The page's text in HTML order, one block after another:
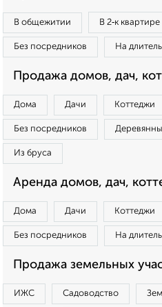
В общежитии В 2‑к квартире
Без посредников На
Продажа домов, дач,
Дома Дачи Коттеджи
Без посредников
Из бруса
Аренда домов, дач,
Дома Дачи Коттеджи
Без посредников На
Продажа земельных
ИЖС Садоводство